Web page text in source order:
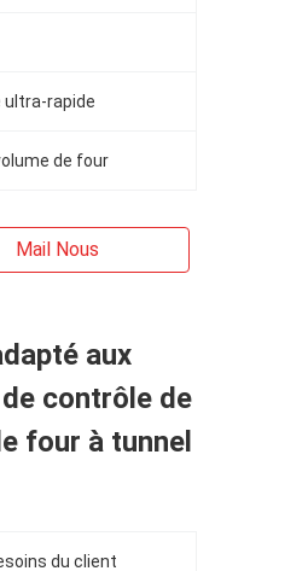
ultra-rapide
de four
Mail Nous
aux
contrôle de
four à tunnel
du client